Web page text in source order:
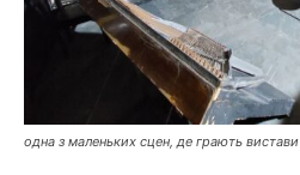
одна з маленьких сцен, де грають вистави